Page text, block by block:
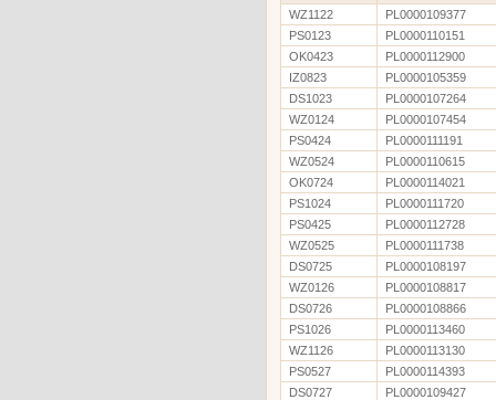
WZ1122
PL0000109377
PS0123
PL0000110151
OK0423
PL0000112900
IZ0823
PL0000105359
DS1023
PL0000107264
WZ0124
PL0000107454
PS0424
PL0000111191
WZ0524
PL0000110615
OK0724
PL0000114021
PS1024
PL0000111720
PS0425
PL0000112728
WZ0525
PL0000111738
DS0725
PL0000108197
WZ0126
PL0000108817
DS0726
PL0000108866
PS1026
PL0000113460
WZ1126
PL0000113130
PS0527
PL0000114393
DS0727
PL0000109427